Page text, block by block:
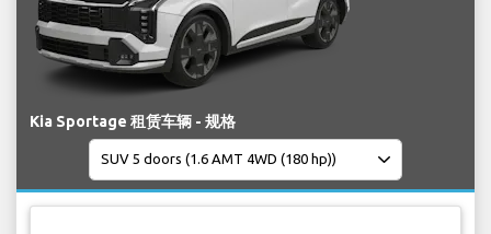
Kia Sportage 租赁车辆 - 规格